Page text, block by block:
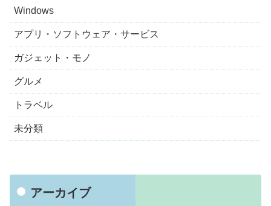
Windows
アプリ・ソフトウェア・サービス
ガジェット・モノ
グルメ
トラベル
未分類
アーカイブ